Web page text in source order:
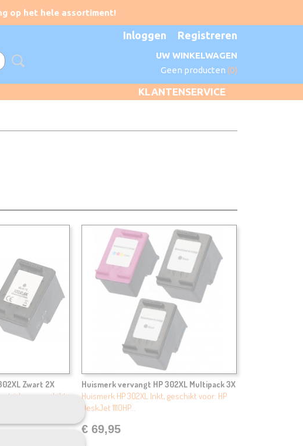
Inloggen Registreren
UW WINKELWAGEN
Geen producten (0)
KLANTENSERVICE
Zwart 2X
geschikt
Huismerk vervangt HP 302XL Multipack 3X
Huismerk HP 302XL Inkt, geschikt voor: HP
DeskJet 1110HP…
€ 69,95